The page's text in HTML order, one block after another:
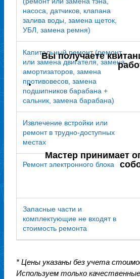
Вы получаете
Мастер принимает
насоса, датчиков, клапана
залива воды, замена щеток,
УБЛ, замена ремня)
Капитальный ремонт (ремонт
или замена двигателя, замена
амортизаторов, замена
противовесов, замена
подшипников барабана +
сальник, замена барабана)
Извлечение встройки или
ремонт в трудно-доступных
местах
Ремонт электронного блока
Запасные части и
комплектующие не входят в
стоимость ремонта
* Цены указаны без учета
Используем только